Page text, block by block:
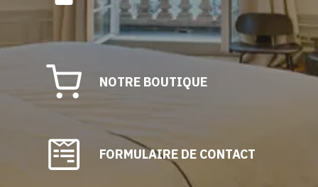
NOTRE BOUTIQUE
FORMULAIRE DE CONTACT